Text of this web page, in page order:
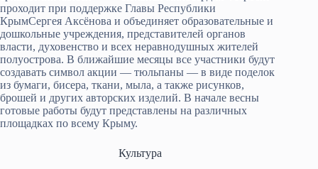
проходит при поддержке Главы Республики
КрымСергея Аксёнова и объединяет образовательные и
дошкольные учреждения, представителей органов
власти, духовенство и всех неравнодушных жителей
полуострова. В ближайшие месяцы все участники будут
создавать символ акции — тюльпаны — в виде поделок
из бумаги, бисера, ткани, мыла, а также рисунков,
брошей и других авторских изделий. В начале весны
готовые работы будут представлены на различных
площадках по всему Крыму.
Культура